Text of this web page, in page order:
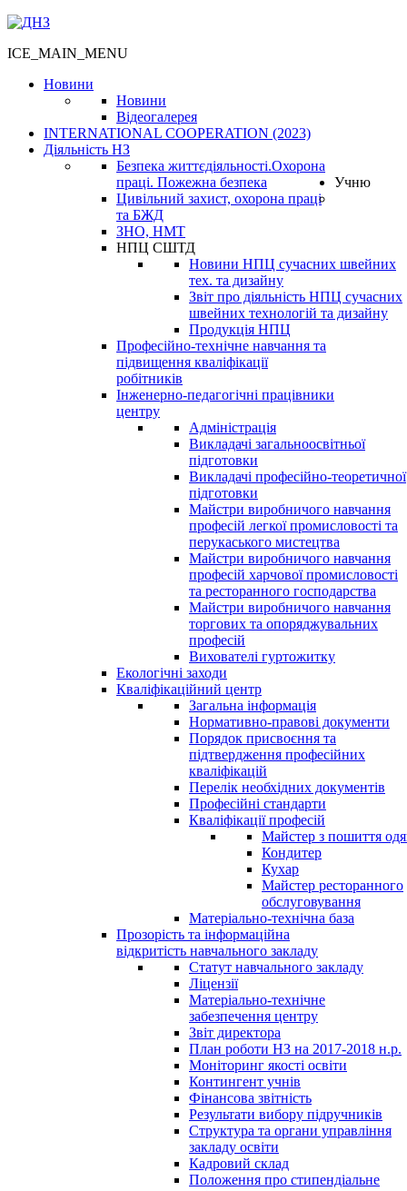
ICE_MAIN_MENU
Новини
Новини
Відеогалерея
INTERNATIONAL COOPERATION (2023)
Діяльність НЗ
Безпека життєдіяльності.Охорона
праці. Пожежна безпека
Цивільний захист, охорона праці
та БЖД
ЗНО, НМТ
НПЦ СШТД
Новини НПЦ сучасних швейних
тех. та дизайну
Звіт про діяльність НПЦ сучасних
швейних технологій та дизайну
Продукція НПЦ
Професійно-технічне навчання та
підвищення кваліфікації
робітників
Інженерно-педагогічні працівники
центру
Адміністрація
Викладачі загальноосвітньої
підготовки
Викладачі професійно-теоретичної
підготовки
Майстри виробничого навчання
професій легкої промисловості та
перукаського мистецтва
Майстри виробничого навчання
професій харчової промисловості
та ресторанного господарства
Майстри виробничого навчання
торгових та опоряджувальних
професій
Вихователі гуртожитку
Екологічні заходи
Кваліфікаційний центр
Загальна інформація
Нормативно-правові документи
Порядок присвоєння та
підтвердження професійних
кваліфікацій
Перелік необхідних документів
Професійні стандарти
Кваліфікації професій
Майстер з пошиття
Кондитер
Кухар
Майстер ресторанного
обслуговування
Матеріально-технічна база
Прозорість та інформаційна
відкритість навчального закладу
Статут навчального закладу
Ліцензії
Матеріально-технічне
забезпечення центру
Звіт директора
План роботи НЗ на 2017-2018 н.р.
Моніторинг якості освіти
Контингент учнів
Фінансова звітність
Результати вибору підручників
Структура та органи управління
закладу освіти
Кадровий склад
Положення про стипендіальне
Учню